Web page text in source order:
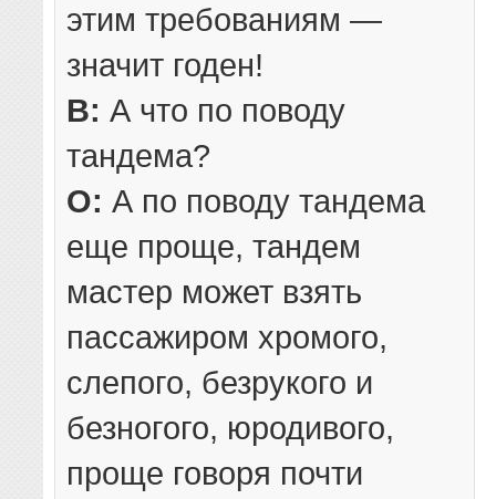
этим требованиям —
значит годен!
В: А что по поводу
тандема?
О: А по поводу тандема
еще проще, тандем
мастер может взять
пассажиром хромого,
слепого, безрукого и
безногого, юродивого,
проще говоря почти